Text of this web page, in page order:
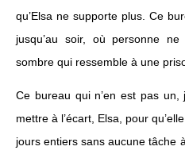
qu’Elsa ne supporte plus. Ce
jusqu’au soir, où personne
sombre qui ressemble à une
Ce bureau qui n’en est pas
mettre à l’écart, Elsa, pour
jours entiers sans aucune tâche